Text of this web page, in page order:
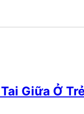
Giữa Ở